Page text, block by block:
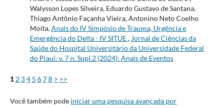
Walysson Lopes Silveira, Eduardo Gustavo de Santana,
Thiago Antônio Façanha Vieira, Antonino Neto Coelho
Moita,Anais do IV Simpósio de Trauma, Urgência e
Emergência do Delta - IV SITUE, Jornal de Ciências da
Saúde do Hospital Universitário da Universidade Federal
do Piauí: v. 7 n. Supl.2 (2024): Anais de Eventos
1 2 34 5 678 > >>
Você também pode iniciar uma pesquisa avançada por